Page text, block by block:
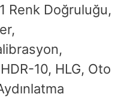
Renk Doğruluğu,
10, HLG, Oto